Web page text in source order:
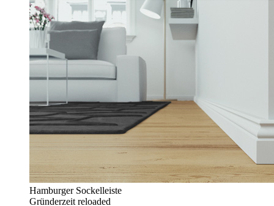
Hamburger Sockelleiste
Gründerzeit reloaded